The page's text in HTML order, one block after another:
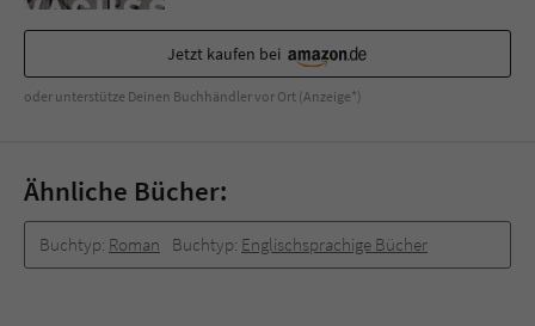
Jetzt kaufen bei
oder unterstütze Deinen Buchhändler vor Ort (Anzeige*)
Ähnliche Bücher:
Buchtyp: Roman Buchtyp: Englischsprachige Bücher
Laufzeit
Dieses Cookie gewährleistet die
Kommunikation der Webseite mit dem